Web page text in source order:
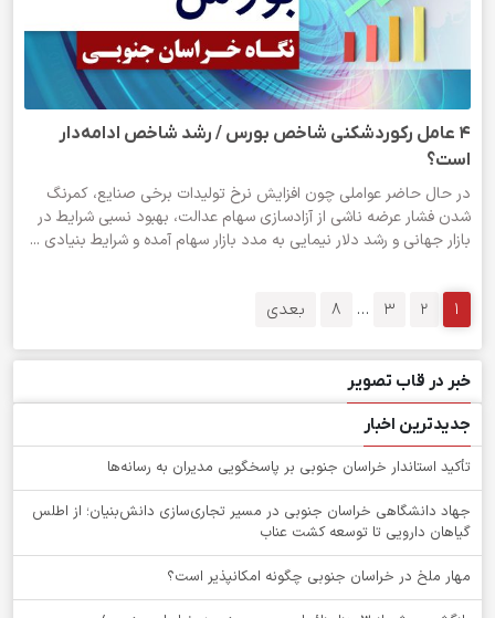
۴ عامل رکوردشکنی شاخص بورس / رشد شاخص ادامه‌دار
است؟
در حال حاضر عواملی چون افزایش نرخ تولیدات برخی صنایع، کمرنگ
شدن فشار عرضه ناشی از آزادسازی سهام عدالت، بهبود نسبی شرایط در
بازار جهانی و رشد دلار نیمایی به مدد بازار سهام آمده و شرایط بنیادی ...
1
2
3
…
8 بعدی
خبر در قاب تصویر
جدیدترین اخبار
تأکید استاندار خراسان جنوبی بر پاسخگویی مدیران به رسانه‌ها
جهاد دانشگاهی خراسان جنوبی در مسیر تجاری‌سازی دانش‌بنیان؛ از اطلس
گیاهان دارویی تا توسعه کشت عناب
‌مهار ملخ در خراسان جنوبی چگونه امکانپذیر است؟